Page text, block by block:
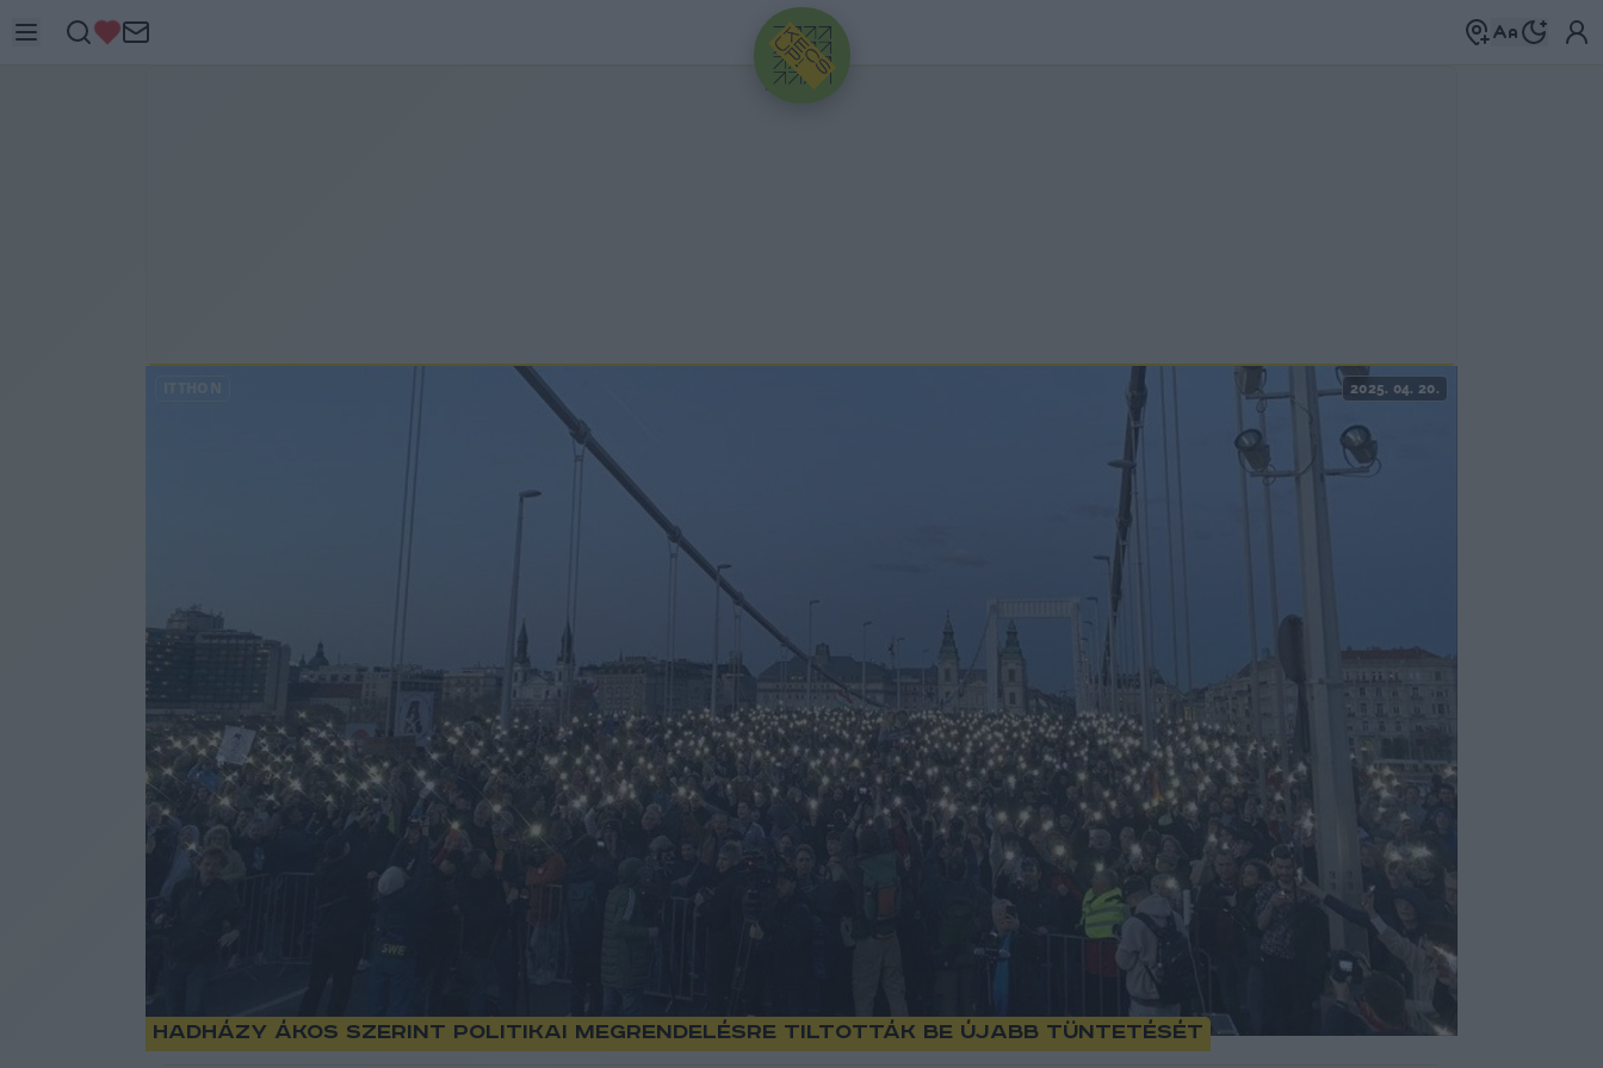
HIRDETÉS
2025. 04. 20.
Hadházy Ákos szerint politikai megrendelésre tiltották be újabb tüntetését